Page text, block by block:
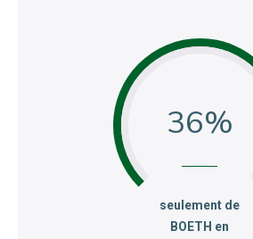
36
:seulement de
BOETH en